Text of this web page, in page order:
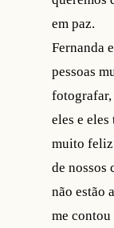
em paz.
Fernanda
pessoas
fotografar,
eles e
muito
de nossos
não estão
me contou